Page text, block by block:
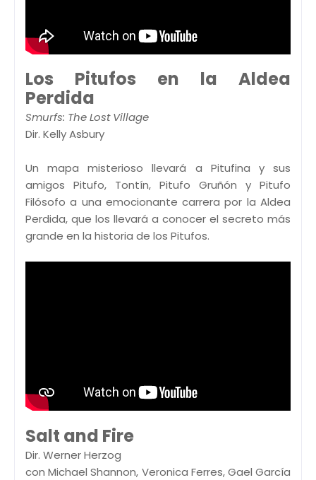
Los Pitufos en la Aldea
Perdida
Smurfs: The Lost Village
Dir. Kelly Asbury
Un mapa misterioso llevará a Pitufina y sus
amigos Pitufo, Tontín, Pitufo Gruñón y Pitufo
Filósofo a una emocionante carrera por la Aldea
Perdida, que los llevará a conocer el secreto más
grande en la historia de los Pitufos.
Salt and Fire
Dir. Werner Herzog
con Michael Shannon, Veronica Ferres, Gael García